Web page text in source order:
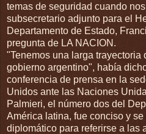
temas de seguridad cuando
subsecretario adjunto para el
Departamento de Estado,
pregunta de LA NACION.
"Tenemos una larga trayectoria
gobierno argentino", había
conferencia de prensa en la
Unidos ante las Naciones
Palmieri, el número dos del
América latina, fue conciso y
diplomático para referirse a las